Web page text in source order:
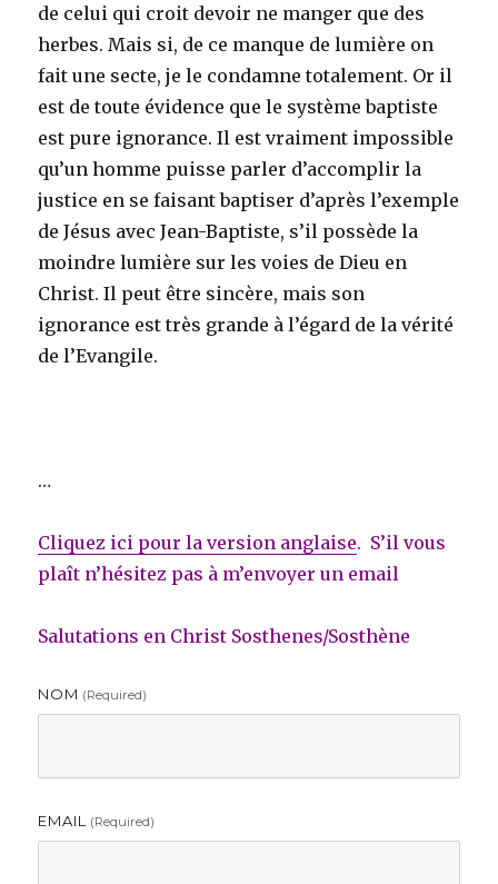
de celui qui croit devoir ne manger que des
herbes. Mais si, de ce manque de lumière on
fait une secte, je le condamne totalement. Or il
est de toute évidence que le système baptiste
est pure ignorance. Il est vraiment impossible
qu’un homme puisse parler d’accomplir la
justice en se faisant baptiser d’après l’exemple
de Jésus avec Jean-Baptiste, s’il possède la
moindre lumière sur les voies de Dieu en
Christ. Il peut être sincère, mais son
ignorance est très grande à l’égard de la vérité
de l’Evangile.
…
Cliquez ici pour la version anglaise. S’il vous
plaît n’hésitez pas à m’envoyer un email
Salutations en Christ Sosthenes/Sosthène
NOM (required)
EMAIL (required)